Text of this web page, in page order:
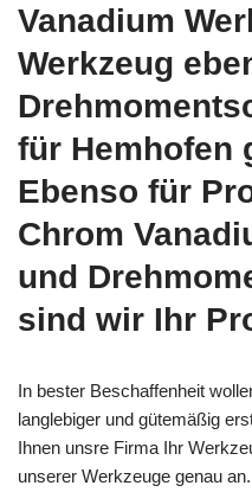
Vanadium
Werkzeug
für Hemhofen
Ebenso für
Chrom
und
sind wir Ihr
In bester Beschaffenheit
langlebiger und gütemäßig
Ihnen unsre Firma Ihr
unserer Werkzeuge genau